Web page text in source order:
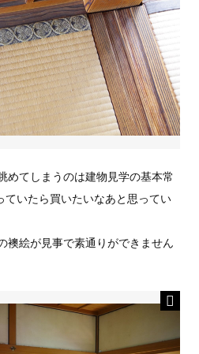
めてしまうのは建物見学の基本常
ていたら買いたいなあと思ってい
襖絵が見事で素通りができません